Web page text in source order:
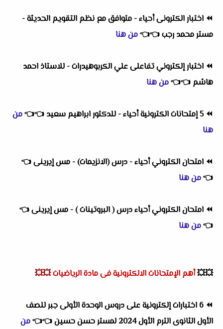
⏪ اختبار الكترونى أحياء - متوافق مع نظم التقويم الحديثة -
مستر محمد رجب👈
👈من هنا
⏪ اختبار إلكتروني تفاعلى علي الكربوهيدرات - للاستاذ احمد
هاشم 👈
👈من هنا
⏪5 إمتحانات الكترونية أحياء - للدكتور ابراهيم سعيد 👈
👈من
هنا
⏪ امتحان الكتروني أحياء - درس (الانزيمات) - مس إيرينى👈
👈من هنا
⏪ امتحان الكتروني أحياء درس ( البروتينات ) - مس إيرينى👈
👈من هنا
💥💥أهم الإمتحانات الالكترونية فى مادة الرياضيات💥💥
⏪
6 اختبارات إلكترونية على دروس الوحدة الأولى جبر للصف
الأول الثانوى الترم الأول 2024 لمستر حسن حسين
👈
👈من